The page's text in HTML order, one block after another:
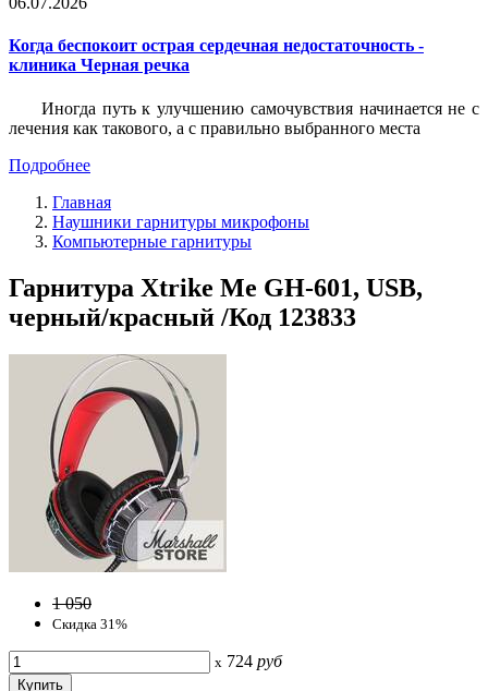
Когда беспокоит острая сердечная недостаточность -
клиника Черная речка
Иногда путь к улучшению самочувствия начинается не с
лечения как такового, а с правильно выбранного места
Подробнее
Главная
Наушники гарнитуры микрофоны
Компьютерные гарнитуры
Гарнитура Xtrike Me GH-601, USB,
черный/красный /Код 123833
1 050
Скидка 31%
x 724 руб